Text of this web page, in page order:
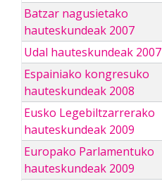
Batzar nagusietako
hauteskundeak 2007
Udal hauteskundeak 2007
Espainiako kongresuko
hauteskundeak 2008
Eusko Legebiltzarrerako
hauteskundeak 2009
Europako Parlamentuko
hauteskundeak 2009